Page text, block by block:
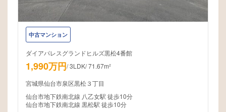
中古マンション
ダイアパレスグランドヒルズ黒松4番館
1,990万円/3LDK/71.67m²
宮城県仙台市泉区黒松３丁目
仙台市地下鉄南北線 八乙女駅 徒歩10分
仙台市地下鉄南北線 黒松駅 徒歩10分